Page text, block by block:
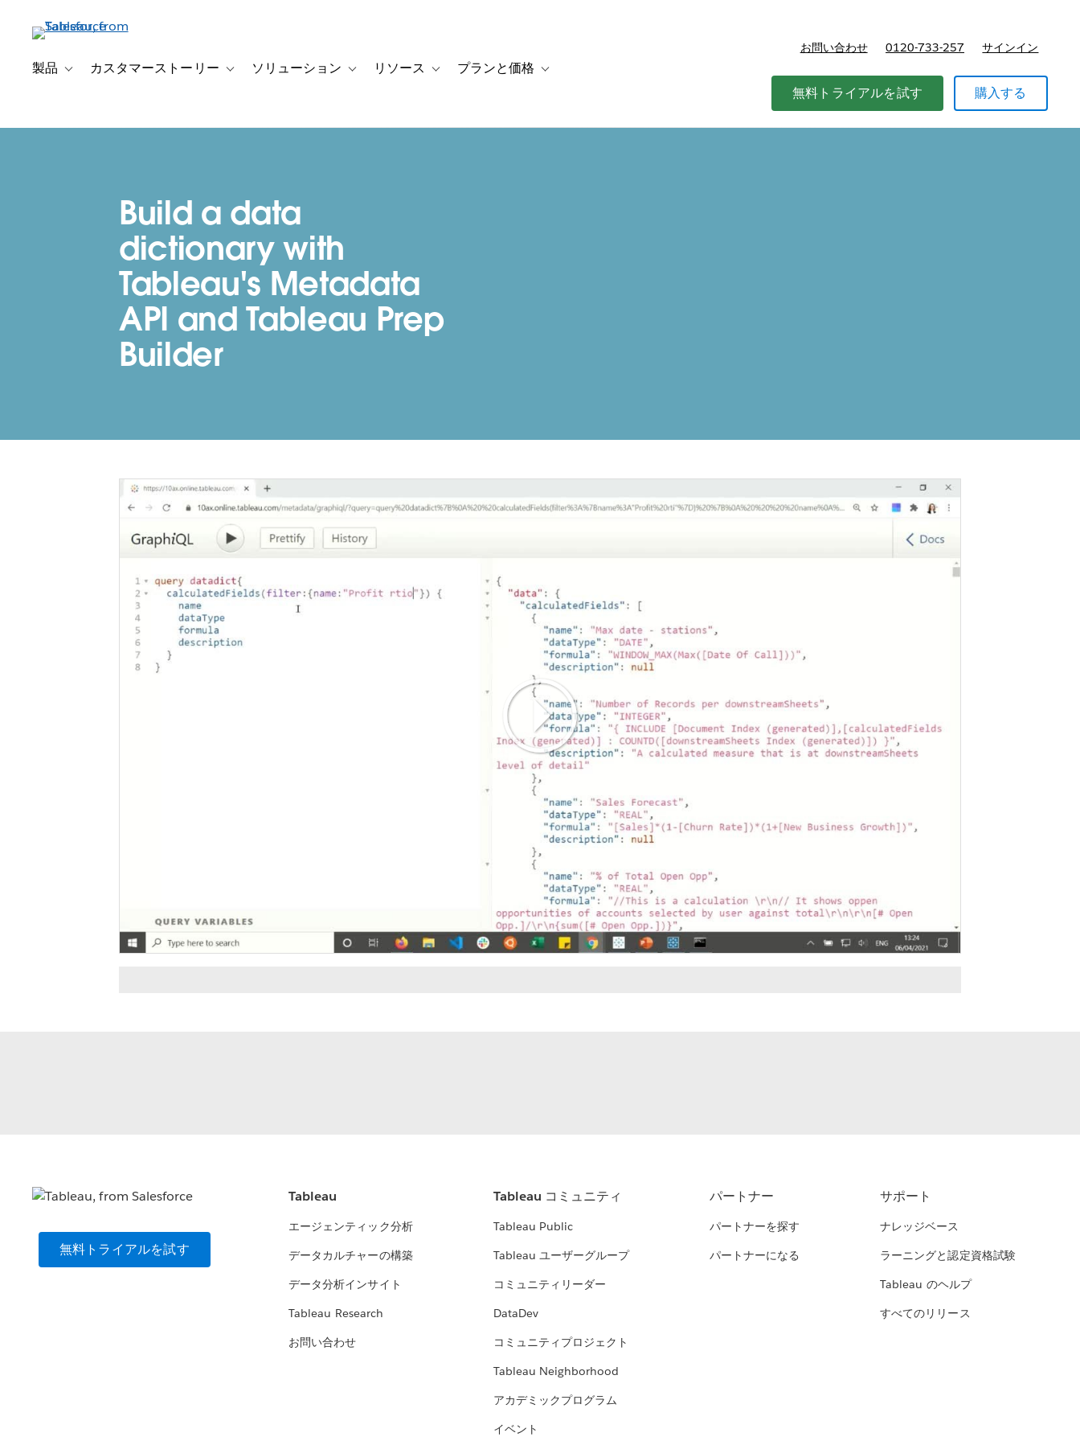
ン
製品 Toggle sub-navigation for 製品
カスタマーストーリー Toggle sub-navigation for カスタマーストーリー
ソリューション Toggle sub-navigation for ソリューション
リソース Toggle sub-navigation for リソース
プランと価格 Toggle sub-navigation for プランと価格
お問い合わせ 0120-733-257 サインイン
無料トライアルを試す 購入する
Build a data
dictionary with
Tableau's Metadata
API and Tableau Prep
Builder
Play
Video
無料トライアルを試す
Tableau
エージェンティック分析
データカルチャーの構築
データ分析インサイト
Tableau Research
お問い合わせ
Tableau コミュニティ
Tableau Public
Tableau ユーザーグループ
コミュニティリーダー
DataDev
コミュニティプロジェクト
Tableau Neighborhood
アカデミックプログラム
イベント
パートナー
パートナーを探す
パートナーになる
サポート
ナレッジベース
ラーニングと認定資格試験
Tableau のヘルプ
すべてのリリース